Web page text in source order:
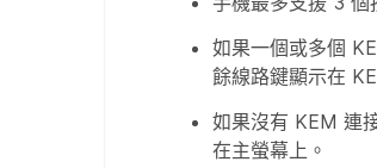
如果一個或多個
餘線路鍵顯示在
如果沒有 KEM 連
在主螢幕上。